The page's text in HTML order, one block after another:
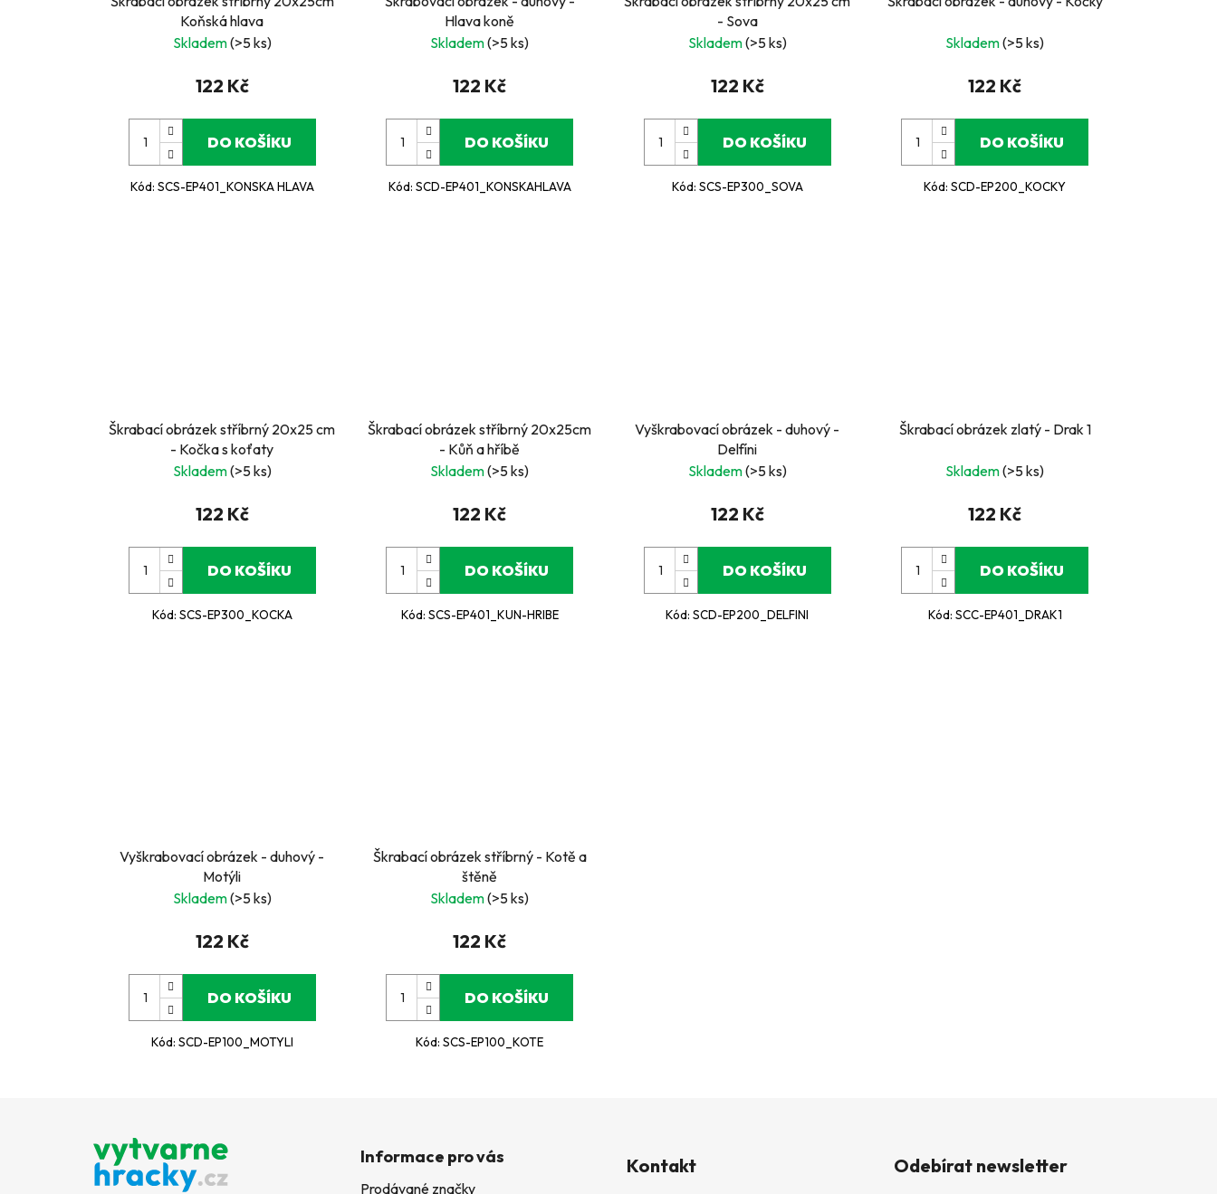
Koňská hlava
Skladem(>5 ks)
122 Kč
DO KOŠÍKU
Kód: SCS-EP401_KONSKA HLAVA
Hlava koně
Skladem(>5 ks)
122 Kč
DO KOŠÍKU
Kód: SCD-EP401_KONSKAHLAVA
- Sova
Skladem(>5 ks)
122 Kč
DO KOŠÍKU
Kód: SCS-EP300_SOVA
Skladem(>5 ks)
122 Kč
DO KOŠÍKU
Kód:SCD-EP200_KOCKY
Škrabací obrázek stříbrný 20x25 cm
- Kočka s koťaty
Skladem(>5 ks)
122 Kč
DO KOŠÍKU
Kód: SCS-EP300_KOCKA
Škrabací obrázek stříbrný 20x25cm
- Kůň a hříbě
Skladem(>5 ks)
122 Kč
DO KOŠÍKU
Kód: SCS-EP401_KUN-HRIBE
Vyškrabovací obrázek - duhový -
Delfíni
Skladem(>5 ks)
122 Kč
DO KOŠÍKU
Kód:SCD-EP200_DELFINI
Škrabací obrázek zlatý - Drak 1
Skladem(>5 ks)
122 Kč
DO KOŠÍKU
Kód: SCC-EP401_DRAK1
Vyškrabovací obrázek - duhový -
Motýli
Skladem(>5 ks)
122 Kč
DO KOŠÍKU
Kód: SCD-EP100_MOTYLI
Škrabací obrázek stříbrný - Kotě a
štěně
Skladem(>5 ks)
122 Kč
DO KOŠÍKU
Kód:SCS-EP100_KOTE
Informace pro vás
Prodávané značky
Kontakt Odebírat newsletter